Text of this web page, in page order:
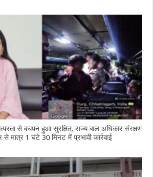
से बचपन हुआ सुरक्षित, राज्य बाल अधिकार संरक्षण
से मात्र 1 घंटे 30 मिनट में प्रभावी कार्रवाई